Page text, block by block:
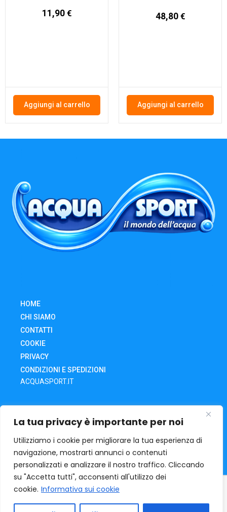
La tua privacy è importante per noi
Utilizziamo i cookie per migliorare la tua esperienza di
navigazione, mostrarti annunci o contenuti
personalizzati e analizzare il nostro traffico. Cliccando
su "Accetta tutti", acconsenti all'utilizzo dei
cookie. Informativa sui cookie
11,90 €
Aggiungi al carrello
48,80 €
Aggiungi al carrello
HOME
CHI SIAMO
CONTATTI
COOKIE
PRIVACY
CONDIZIONI E SPEDIZIONI
ACQUASPORT.IT
CARRELLO
IL MIO ACCOUNT
RECESSO DA UN ORDINE
ACQUA SPORTVia O. Tramontani, 32 | 06135 – Ponte San
Giovanni – Pg | mail: acquasport@iol.it | Tel. +39 075398411